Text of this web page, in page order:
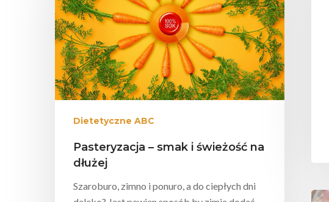
Dietetyczne ABC
Pasteryzacja – smak i świeżość na
dłużej
Szaroburo, zimno i ponuro, a do ciepłych dni